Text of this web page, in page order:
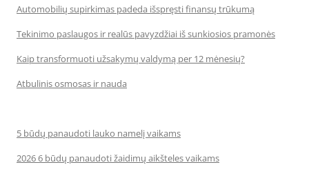
Automobilių supirkimas padeda išspręsti finansų trūkumą
Tekinimo paslaugos ir realūs pavyzdžiai iš sunkiosios pramonės
Kaip transformuoti užsakymų valdymą per 12 mėnesių?
Atbulinis osmosas ir nauda
5 būdų panaudoti lauko namelį vaikams
2026 6 būdų panaudoti žaidimų aikšteles vaikams